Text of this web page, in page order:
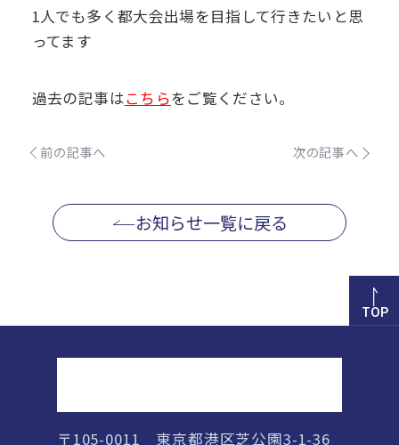
1人でも多く都大会出場を目指して行きたいと思
ってます
過去の記事はこちらをご覧ください。
前の記事へ 次の記事へ
お知らせ一覧に戻る
TOP
〒105-0011 東京都港区芝公園3-1-36